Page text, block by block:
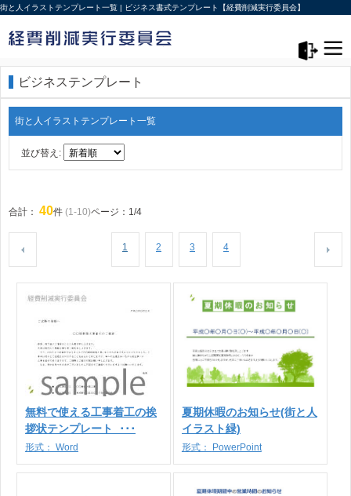
街と人イラストテンプレート一覧 | ビジネス書式テンプレート【経費削減実行委員会】
ビジネステンプレート
街と人イラストテンプレート一覧
並び替え:
合計： 40件 (1-10)ページ：1/4
1 2 3 4
無料で使える工事着工の挨
拶状テンプレート_･･･
形式： Word
夏期休暇のお知らせ(街と人
イラスト緑)
形式： PowerPoint